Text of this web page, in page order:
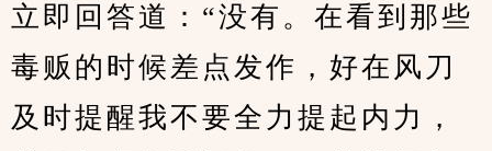
立即回答道：“没有。在看到那些
毒贩的时候差点发作，好在风刀
及时提醒我不要全力提起内力，